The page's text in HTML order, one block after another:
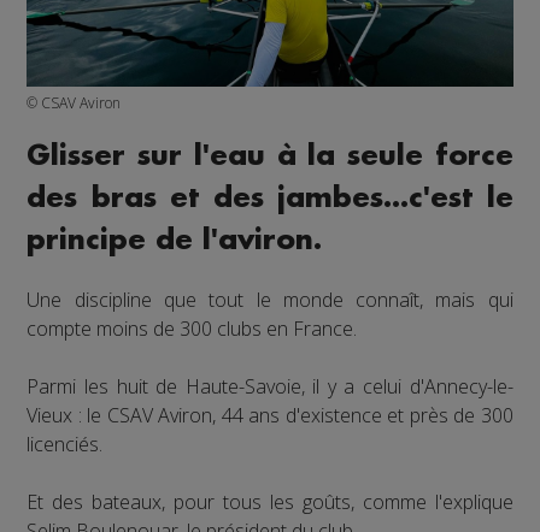
© CSAV Aviron
Glisser sur l'eau à la seule force
des bras et des jambes...c'est le
principe de l'aviron.
Une discipline que tout le monde connaît, mais qui
compte moins de 300 clubs en France.
Parmi les huit de Haute-Savoie, il y a celui d'Annecy-le-
Vieux : le CSAV Aviron, 44 ans d'existence et près de 300
licenciés.
Et des bateaux, pour tous les goûts, comme l'explique